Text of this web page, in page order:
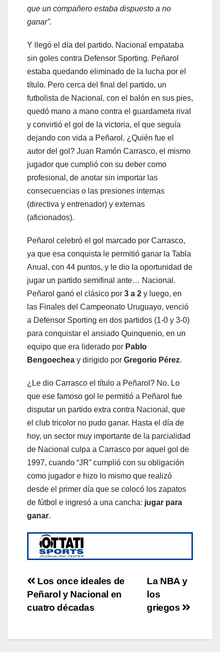
que un compañero estaba dispuesto a no
ganar”.
Y llegó el día del partido. Nacional empataba
sin goles contra Defensor Sporting. Peñarol
estaba quedando eliminado de la lucha por el
título. Pero cerca del final del partido, un
futbolista de Nacional, con el balón en sus pies,
quedó mano a mano contra el guardameta rival
y convirtió el gol de la victoria, el que seguía
dejando con vida a Peñarol. ¿Quién fue el
autor del gol? Juan Ramón Carrasco, el mismo
jugador que cumplió con su deber como
profesional, de anotar sin importar las
consecuencias o las presiones internas
(directiva y entrenador) y externas
(aficionados).
Peñarol celebró el gol marcado por Carrasco,
ya que esa conquista le permitió ganar la Tabla
Anual, con 44 puntos, y le dio la oportunidad de
jugar un partido semifinal ante… Nacional.
Peñarol ganó el clásico por 3 a 2 y luego, en
las Finales del Campeonato Uruguayo, venció
a Defensor Sporting en dos partidos (1-0 y 3-0)
para conquistar el ansiado Quinquenio, en un
equipo que era liderado por Pablo
Bengoechea y dirigido por Gregorio Pérez.
¿Le dio Carrasco el título a Peñarol? No. Lo
que ese famoso gol le permitió a Peñarol fue
disputar un partido extra contra Nacional, que
el club tricolor no pudo ganar. Hasta el día de
hoy, un sector muy importante de la parcialidad
de Nacional culpa a Carrasco por aquel gol de
1997, cuando “JR” cumplió con su obligación
como jugador e hizo lo mismo que realizó
desde el primer día que se colocó los zapatos
de fútbol e ingresó a una cancha: jugar para
ganar.
Post
navigation
La NBA y
los
griegos
Los once ideales de
Peñarol y Nacional en
cuatro décadas